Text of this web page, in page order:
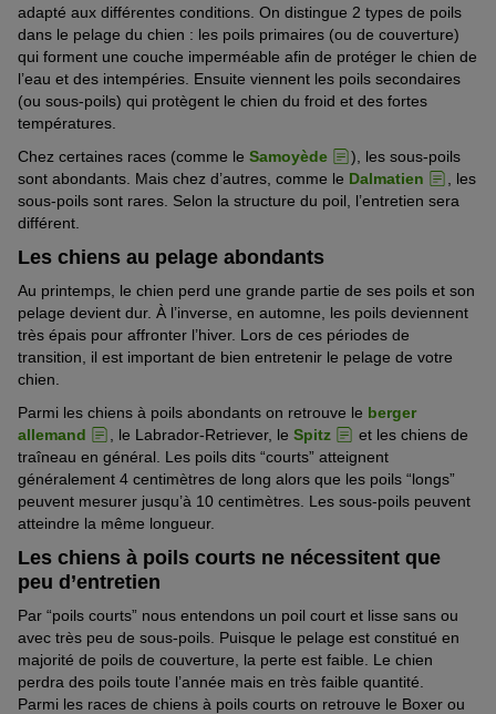
adapté aux différentes conditions. On distingue 2 types de poils
dans le pelage du chien : les poils primaires (ou de couverture)
qui forment une couche imperméable afin de protéger le chien de
l’eau et des intempéries. Ensuite viennent les poils secondaires
(ou sous-poils) qui protègent le chien du froid et des fortes
températures.
Chez certaines races (comme le Samoyède
), les sous-poils
sont abondants. Mais chez d’autres, comme le Dalmatien
, les
sous-poils sont rares. Selon la structure du poil, l’entretien sera
différent.
Les chiens au pelage abondants
Au printemps, le chien perd une grande partie de ses poils et son
pelage devient dur. À l’inverse, en automne, les poils deviennent
très épais pour affronter l’hiver. Lors de ces périodes de
transition, il est important de bien entretenir le pelage de votre
chien.
Parmi les chiens à poils abondants on retrouve le berger
allemand
, le Labrador-Retriever, le Spitz
et les chiens de
traîneau en général. Les poils dits “courts” atteignent
généralement 4 centimètres de long alors que les poils “longs”
peuvent mesurer jusqu’à 10 centimètres. Les sous-poils peuvent
atteindre la même longueur.
Les chiens à poils courts ne nécessitent que
peu d’entretien
Par “poils courts” nous entendons un poil court et lisse sans ou
avec très peu de sous-poils. Puisque le pelage est constitué en
majorité de poils de couverture, la perte est faible. Le chien
perdra des poils toute l’année mais en très faible quantité.
Parmi les races de chiens à poils courts on retrouve le Boxer ou